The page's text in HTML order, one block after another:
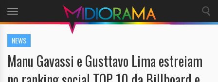
Toggle
navigation
NEWS
Manu Gavassi e Gusttavo Lima estreiam